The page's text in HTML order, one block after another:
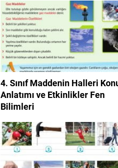
4. Sınıf Maddenin Halleri
Anlatımı ve Etkinlikler Fen
Bilimleri